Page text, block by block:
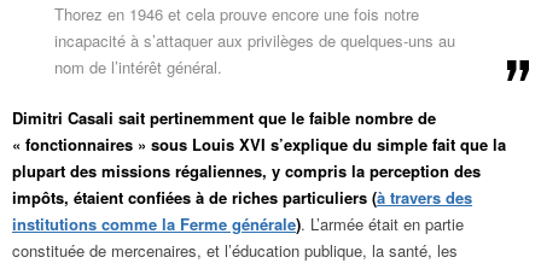
Thorez en 1946 et cela prouve encore une fois notre
incapacité à s’attaquer aux privilèges de quelques-uns au
nom de l’intérêt général.
Dimitri Casali sait pertinemment que le faible nombre de
« fonctionnaires » sous Louis XVI s’explique du simple fait que la
plupart des missions régaliennes, y compris la perception des
impôts, étaient confiées à de riches particuliers (à travers des
institutions comme la Ferme générale). L’armée était en partie
constituée de mercenaires, et l’éducation publique, la santé, les